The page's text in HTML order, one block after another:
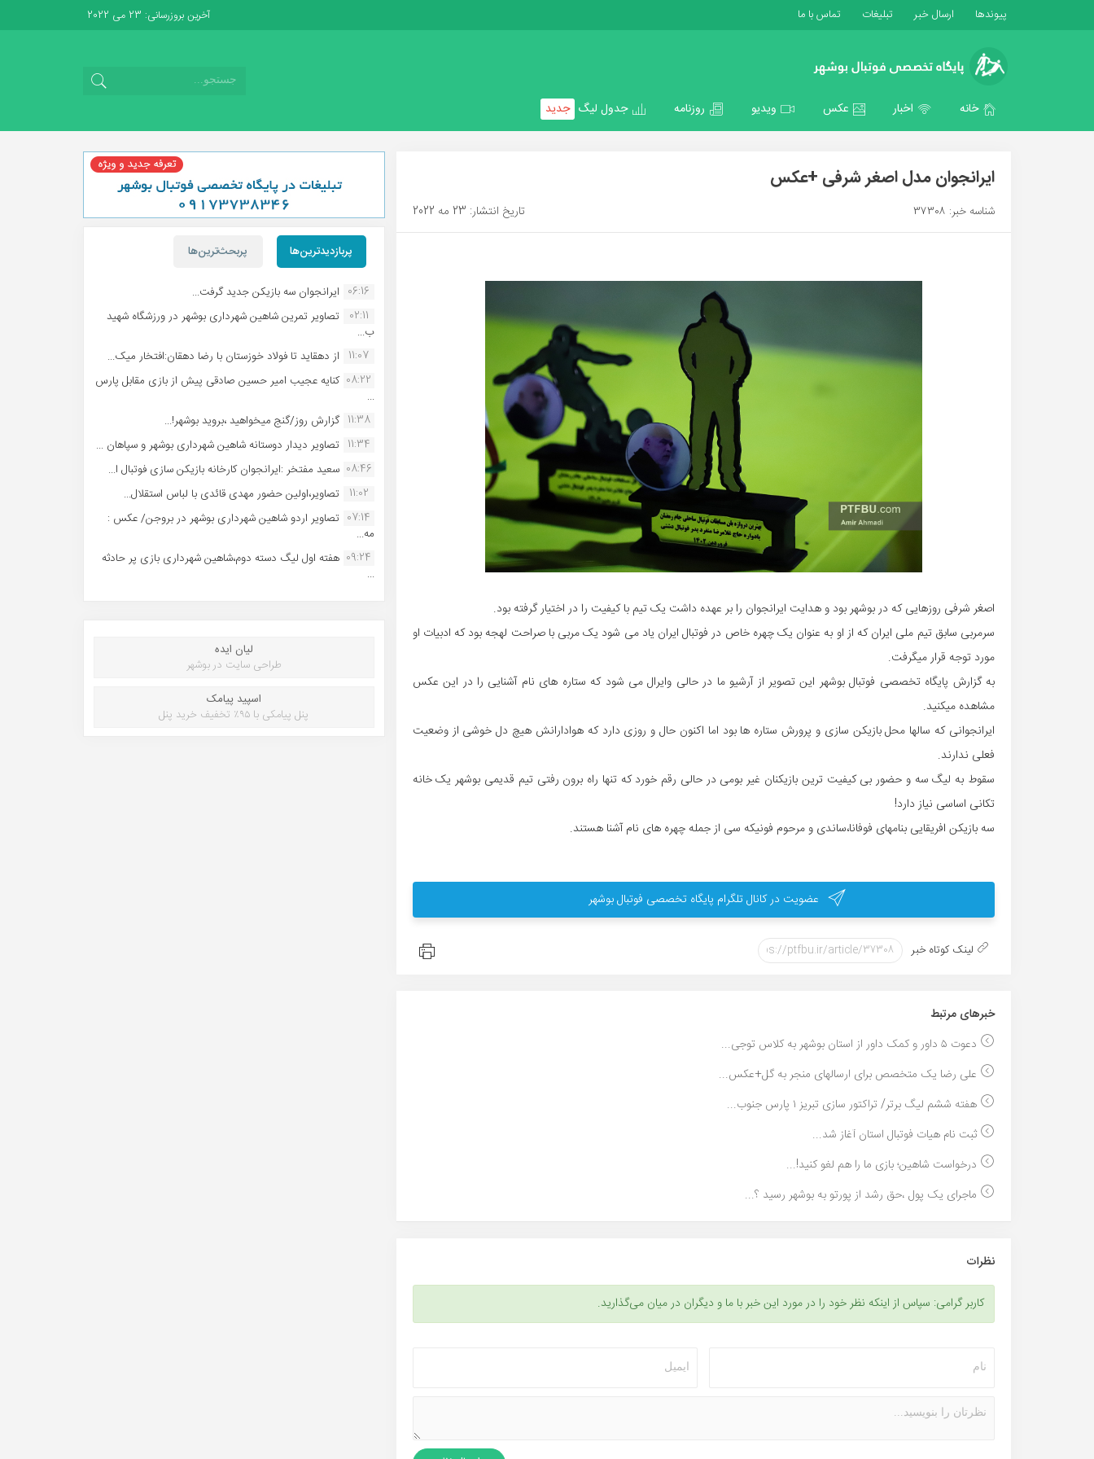
پیوندها ارسال خبر تبلیغات تماس با ما آخرین بروزرسانی: 23 می 2022
خانه اخبار عکس ویدیو روزنامه جدول لیگ جدید
ایرانجوان مدل اصغر شرفی +عکس
شناسه خبر: 37308 تاریخ انتشار: 23 مه 2022
اصغر شرفی روزهایی که در بوشهر بود و هدایت ایرانجوان را بر عهده داشت یک تیم با کیفیت را در اختیار گرفته بود.
سرمربی سابق تیم ملی ایران که از او به عنوان یک چهره خاص در فوتبال ایران یاد می شود یک مربی با صراحت لهجه بود که ادبیات او
مورد توجه قرار میگرفت.
به گزارش پایگاه تخصصی فوتبال بوشهر این تصویر از آرشیو ما در حالی وایرال می شود که ستاره های نام آشنایی را در این عکس
مشاهده میکنید.
ایرانجوانی که سالها محل بازیکن سازی و پرورش ستاره ها بود اما اکنون حال و روزی دارد که هوادارانش هیچ دل خوشی از وضعیت
فعلی ندارند.
سقوط به لیگ سه و حضور بی کیفیت ترین بازیکنان غیر بومی در حالی رقم خورد که تنها راه برون رفتی تیم قدیمی بوشهر یک خانه
تکانی اساسی نیاز دارد!
سه بازیکن افریقایی بنامهای فوفانا،ساندی و مرحوم فونیکه سی از جمله چهره های نام آشنا هستند.
عضویت در کانال تلگرام پایگاه تخصصی فوتبال بوشهر
لینک کوتاه خبر
خبر‌های مرتبط
دعوت ۵ داور و کمک داور از استان بوشهر به کلاس توجی...
علی رضا یک متخصص برای ارسالهای منجر به گل+عکس...
هفته ششم لیگ برتر/ تراکتور سازی تبریز ۱ پارس جنوب...
ثبت نام هیات فوتبال استان آغاز شد...
درخواست شاهین؛ بازی ما را هم لغو کنید!...
ماجرای یک پول ،حق رشد از پورتو به بوشهر رسید ؟...
نظرات
کاربر گرامی: سپاس از اینکه نظر خود را در مورد این خبر با ما و دیگران در میان می‌گذارید.
پربازدیدترین‌ها پربحث‌ترین‌ها
06:16 ایرانجوان سه بازیکن جدید گرفت...
02:11
تصاویر تمرین شاهین شهردارى بوشهر در ورزشگاه شهید
ب...
11:07 از دهقاید تا فولاد خوزستان با رضا دهقان:افتخار میک...
08:22 کنایه عجیب امیر حسین صادقی پیش از بازی مقابل پارس
...
11:38 گزارش روز/گنج میخواهید ،بروید بوشهر!...
11:34 تصاویر دیدار دوستانه شاهین شهردارى بوشهر و سپاهان ...
08:46 سعید مفتخر :ایرانجوان کارخانه بازیکن سازی فوتبال ا...
11:02
تصاویر،اولین حضور مهدی قائدی با لباس استقلال...
07:14 تصاویر اردو شاهین شهرداری بوشهر در بروجن/ عکس :
مه...
09:24 هفته اول لیگ دسته دوم،شاهین شهرداری بازی پر حادثه
...
لیان ایده
طراحی سایت در بوشهر
اسپید پیامک
پنل پیامکی با ۹۵٪ تخفیف خرید پنل